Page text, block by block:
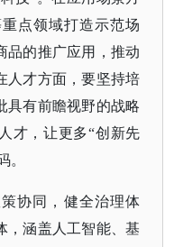
点领域打造示范场
品的推广应用，推动
人才方面，要坚持培
具有前瞻视野的战略
才，让更多“创新先
。
协同，健全治理体
，涵盖人工智能、基